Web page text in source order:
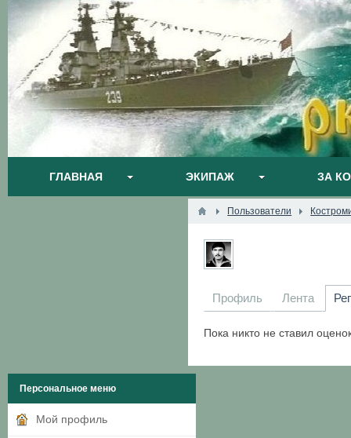
ГЛАВНАЯ ЭКИПАЖ ЗА
Пользователи
Профиль Лента
Пока никто не ставил
Персональное меню
Мой профиль